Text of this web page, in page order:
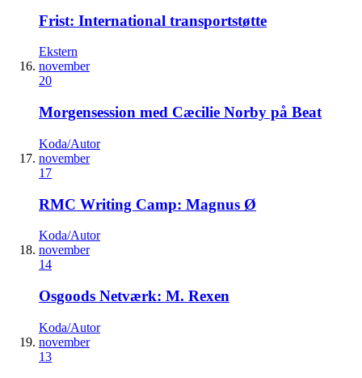
Frist: International transportstøtte
Ekstern
november
20
Morgensession med Cæcilie Norby på Beat
Koda/Autor
november
17
RMC Writing Camp: Magnus Ø
Koda/Autor
november
14
Osgoods Netværk: M. Rexen
Koda/Autor
november
13